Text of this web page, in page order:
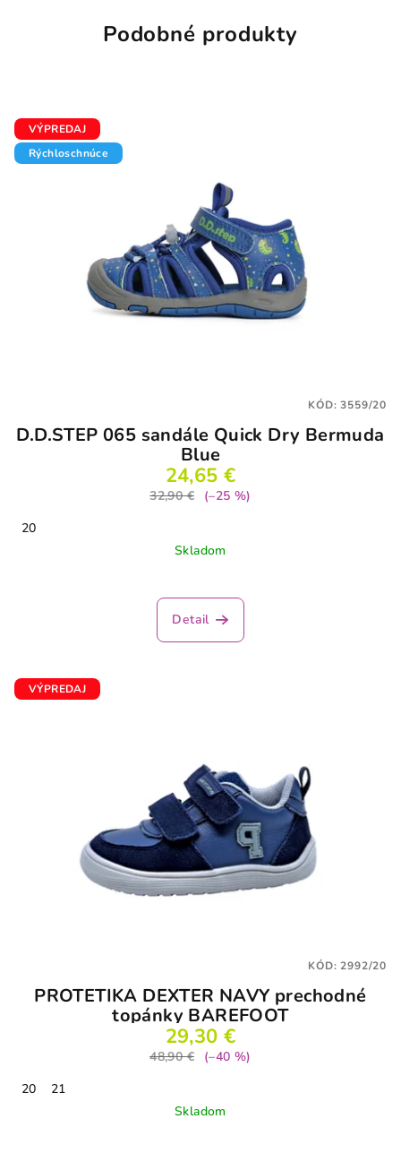
Podobné produkty
VÝPREDAJ
Rýchloschnúce
D.D.STEP 065 sandále Quick Dry Bermuda
Blue
24,65 €
32,90 €
(–25 %)
20
Skladom
hodnotenie
produktu
Detail
KÓD:3559/20
VÝPREDAJ
PROTETIKA DEXTER NAVY prechodné
topánky BAREFOOT
29,30 €
48,90 €
(–40 %)
20
21
Skladom
KÓD:2992/20